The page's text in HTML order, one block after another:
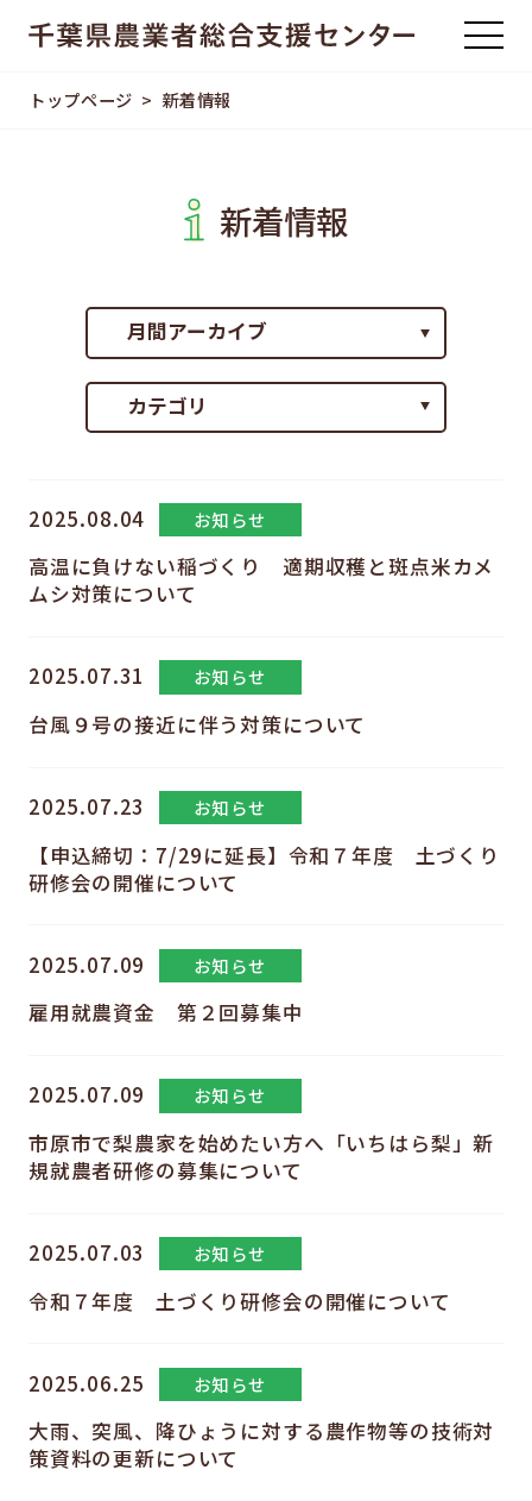
トップページ 新着情報
新着情報
2025.08.04 お知らせ
高温に負けない稲づくり 適期収穫と斑点米カメ
ムシ対策について
2025.07.31 お知らせ
台風９号の接近に伴う対策について
2025.07.23 お知らせ
【申込締切：7/29に延長】令和７年度 土づくり
研修会の開催について
2025.07.09 お知らせ
雇用就農資金 第２回募集中
2025.07.09 お知らせ
市原市で梨農家を始めたい方へ「いちはら梨」新
規就農者研修の募集について
2025.07.03 お知らせ
令和７年度 土づくり研修会の開催について
2025.06.25 お知らせ
大雨、突風、降ひょうに対する農作物等の技術対
策資料の更新について